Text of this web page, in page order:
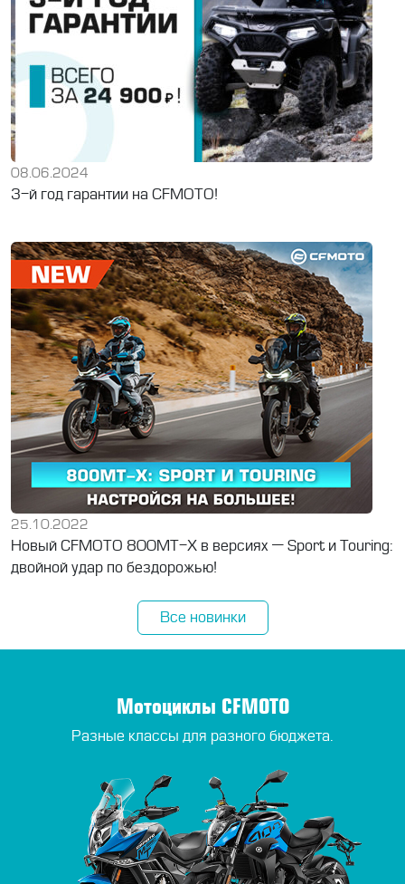
08.06.2024
3-й год гарантии на CFMOTO!
25.10.2022
Новый CFMOTO 800MT-X в версиях — Sport и Touring:
двойной удар по бездорожью!
Все новинки
Мотоциклы CFMOTO
Разные классы для разного бюджета.